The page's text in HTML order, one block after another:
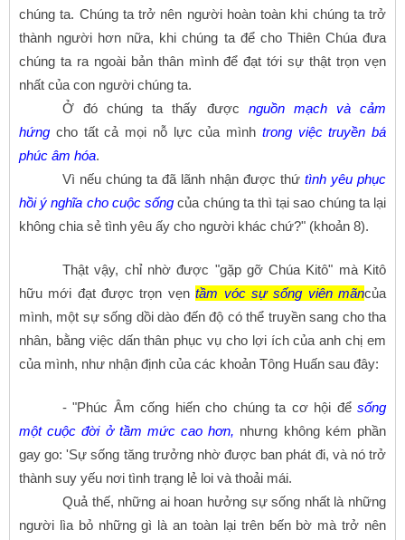
chúng ta. Chúng ta trở nên người hoàn toàn khi chúng ta trở
thành người hơn nữa, khi chúng ta để cho Thiên Chúa đưa
chúng ta ra ngoài bản thân mình để đạt tới sự thật trọn vẹn
nhất của con người chúng ta.
Ở đó chúng ta thấy được nguồn mạch và cảm
hứng cho tất cả mọi nỗ lực của mình trong việc truyền bá
phúc âm hóa.
Vì nếu chúng ta đã lãnh nhận được thứ tình yêu phục
hồi ý nghĩa cho cuộc sống của chúng ta thì tại sao chúng ta lại
không chia sẻ tình yêu ấy cho người khác chứ?" (khoản 8).
Thật vậy, chỉ nhờ được "gặp gỡ Chúa Kitô" mà Kitô
hữu mới đạt được trọn vẹntầm vóc sự sống viên mãncủa
mình, một sự sống dồi dào đến độ có thể truyền sang cho tha
nhân, bằng việc dấn thân phục vụ cho lợi ích của anh chị em
của mình, như nhận định của các khoản Tông Huấn sau đây:
- "Phúc Âm cống hiến cho chúng ta cơ hội để sống
một cuộc đời ở tầm mức cao hơn, nhưng không kém phần
gay go: 'Sự sống tăng trưởng nhờ được ban phát đi, và nó trở
thành suy yếu nơi tình trạng lẻ loi và thoải mái.
Quả thế, những ai hoan hưởng sự sống nhất là những
người lìa bỏ những gì là an toàn lại trên bến bờ mà trở nên